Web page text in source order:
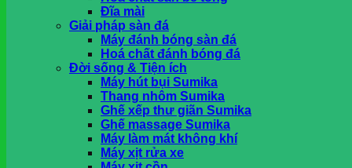
Đĩa mài
Giải pháp sàn đá
Máy đánh bóng sàn đá
Hoá chất đánh bóng đá
Đời sống & Tiện ích
Máy hút bụi Sumika
Thang nhôm Sumika
Ghế xếp thư giãn Sumika
Ghế massage Sumika
Máy làm mát không khí
Máy xịt rửa xe